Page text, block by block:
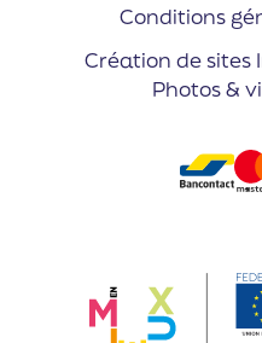
Conditions
Création de sites
Photos &